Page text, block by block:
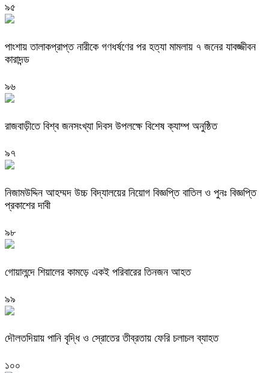
৯৫
পাংশায় তালাকপ্রাপ্ত নারীকে গণধর্ষণের পর হত্যা মামলায় ৭ জনের যাবজ্জীবন
কারাদন্ড
৯৬
রাজবাড়ীতে বিশ্ব জনসংখ্যা দিবস উপলক্ষে বিশেষ ক্যাম্প অনুষ্ঠিত
৯৭
নিজামউদ্দিন আহম্মদ উচ্চ বিদ্যালয়ের নিয়োগ বিজ্ঞপ্তি বাতিল ও পুনঃ বিজ্ঞপ্তি
প্রকাশের দাবী
৯৮
গোয়ালন্দে শিয়ালের কামড়ে একই পরিবারের তিনজন আহত
৯৯
দৌলতদিয়ায় পানি বৃদ্ধি ও স্রোতের তীব্রতায় ফেরি চলাচল ব্যাহত
১০০